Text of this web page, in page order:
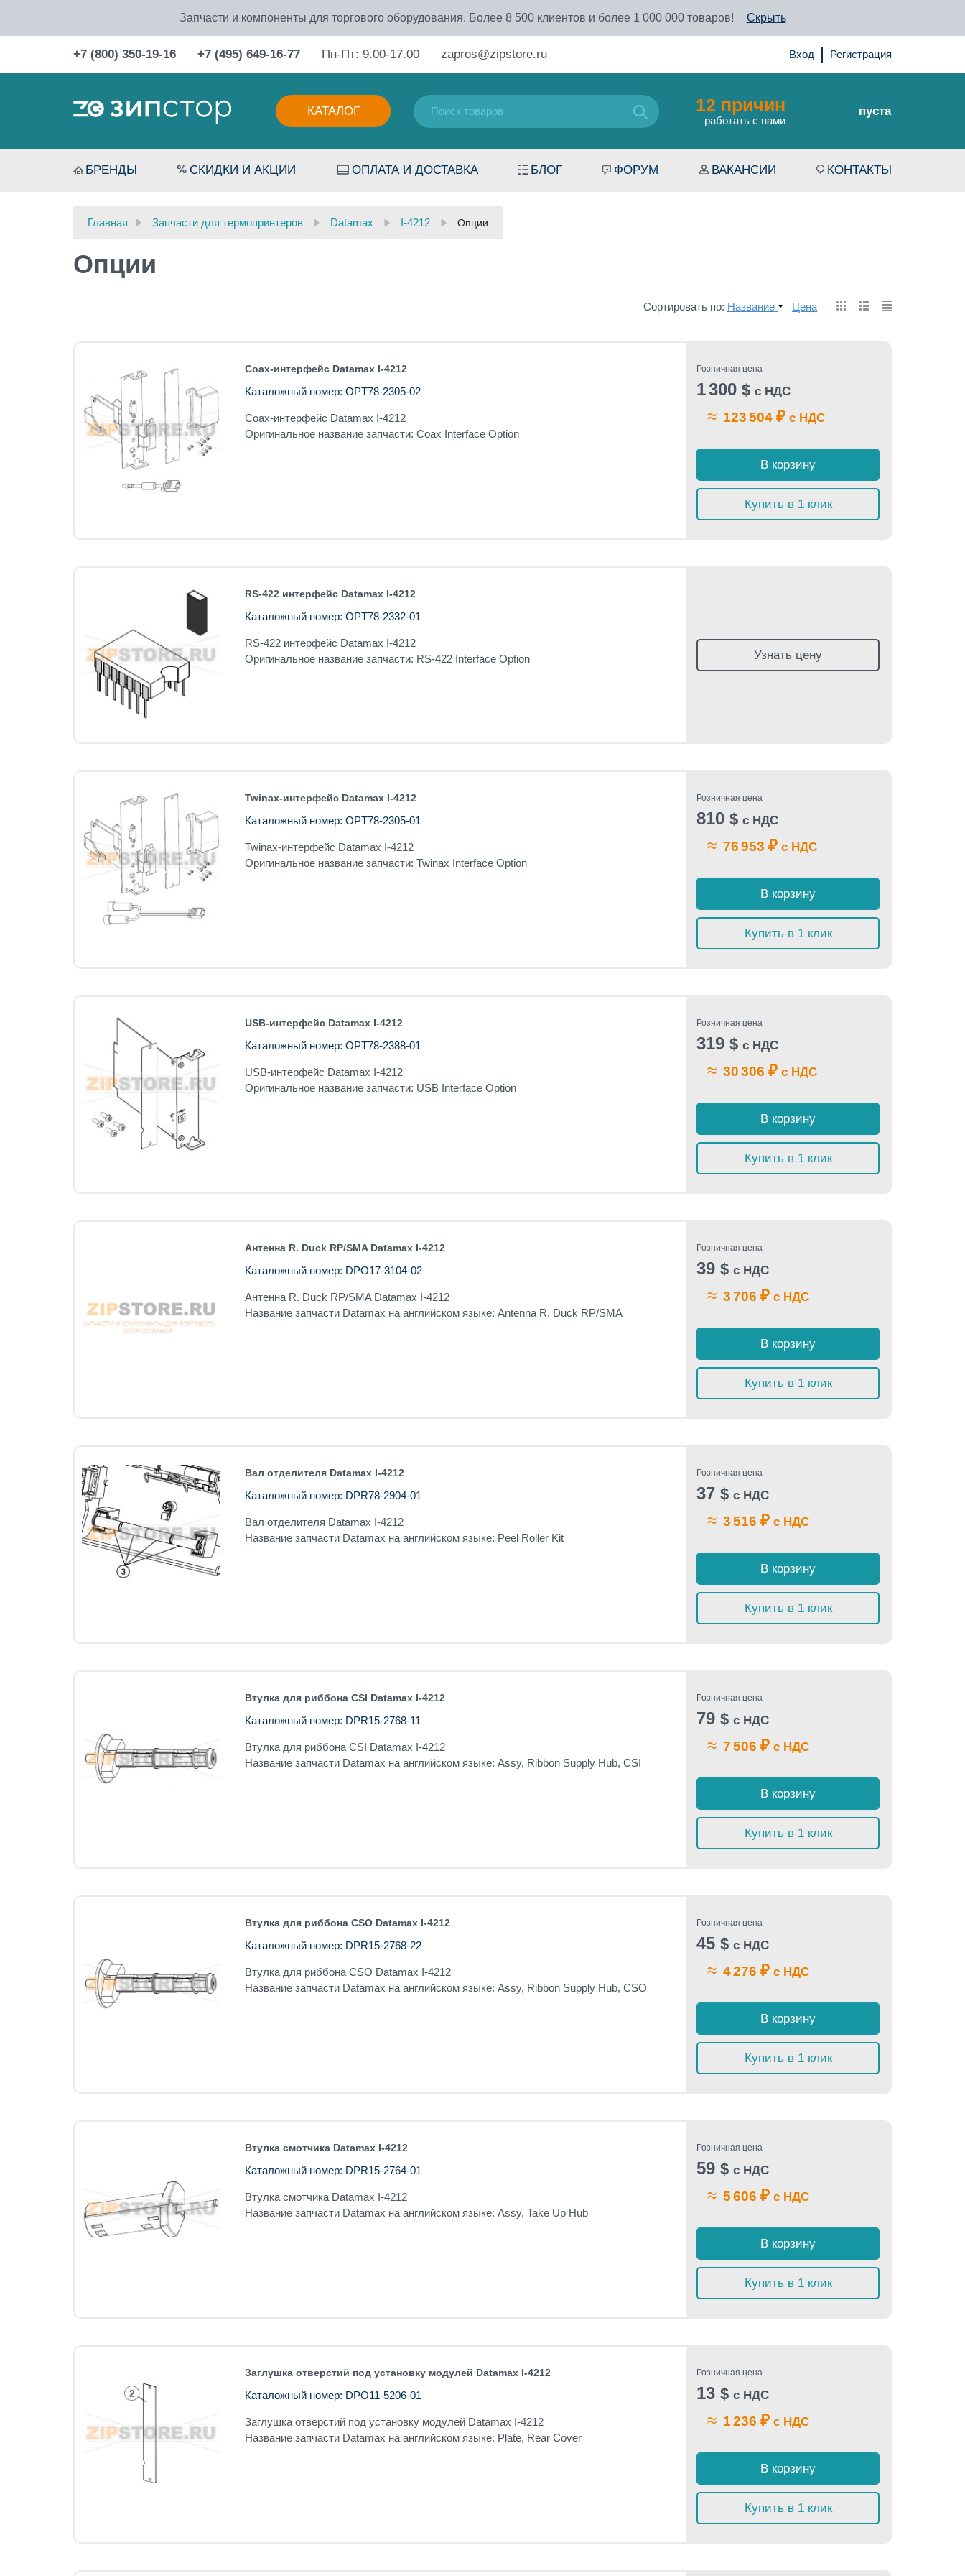
Запчасти и компоненты для торгового оборудования. Более 8 500 клиентов и более 1 000 000 товаров! Скрыть
+7 (800) 350-19-16 +7 (495) 649-16-77 Пн-Пт: 9.00-17.00 zapros@zipstore.ru Вход Регистрация
КАТАЛОГ 12 причин
работать с нами
пуста
БРЕНДЫ СКИДКИ И АКЦИИ ОПЛАТА И ДОСТАВКА БЛОГ ФОРУМ ВАКАНСИИ КОНТАКТЫ
Главная Запчасти для термопринтеров Datamax I-4212 Опции
Опции
Сортировать по: Название Цена
Coax-интерфейс Datamax I-4212
Каталожный номер: OPT78-2305-02
Coax-интерфейс Datamax I-4212
Оригинальное название запчасти: Coax Interface Option
Розничная цена
1 300 $ с НДС
≈ 123 504 ₽ с НДС
В корзину
Купить в 1 клик
RS-422 интерфейс Datamax I-4212
Каталожный номер: OPT78-2332-01
RS-422 интерфейс Datamax I-4212
Оригинальное название запчасти: RS-422 Interface Option
Узнать цену
Twinax-интерфейс Datamax I-4212
Каталожный номер: OPT78-2305-01
Twinax-интерфейс Datamax I-4212
Оригинальное название запчасти: Twinax Interface Option
Розничная цена
810 $ с НДС
≈ 76 953 ₽ с НДС
В корзину
Купить в 1 клик
USB-интерфейс Datamax I-4212
Каталожный номер: OPT78-2388-01
USB-интерфейс Datamax I-4212
Оригинальное название запчасти: USB Interface Option
Розничная цена
319 $ с НДС
≈ 30 306 ₽ с НДС
В корзину
Купить в 1 клик
Антенна R. Duck RP/SMA Datamax I-4212
Каталожный номер: DPO17-3104-02
Антенна R. Duck RP/SMA Datamax I-4212
Название запчасти Datamax на английском языке: Antenna R. Duck RP/SMA
Розничная цена
39 $ с НДС
≈ 3 706 ₽ с НДС
В корзину
Купить в 1 клик
Вал отделителя Datamax I-4212
Каталожный номер: DPR78-2904-01
Вал отделителя Datamax I-4212
Название запчасти Datamax на английском языке: Peel Roller Kit
Розничная цена
37 $ с НДС
≈ 3 516 ₽ с НДС
В корзину
Купить в 1 клик
Втулка для риббона CSI Datamax I-4212
Каталожный номер: DPR15-2768-11
Втулка для риббона CSI Datamax I-4212
Название запчасти Datamax на английском языке: Assy, Ribbon Supply Hub, CSI
Розничная цена
79 $ с НДС
≈ 7 506 ₽ с НДС
В корзину
Купить в 1 клик
Втулка для риббона CSO Datamax I-4212
Каталожный номер: DPR15-2768-22
Втулка для риббона CSO Datamax I-4212
Название запчасти Datamax на английском языке: Assy, Ribbon Supply Hub, CSO
Розничная цена
45 $ с НДС
≈ 4 276 ₽ с НДС
В корзину
Купить в 1 клик
Втулка смотчика Datamax I-4212
Каталожный номер: DPR15-2764-01
Втулка смотчика Datamax I-4212
Название запчасти Datamax на английском языке: Assy, Take Up Hub
Розничная цена
59 $ с НДС
≈ 5 606 ₽ с НДС
В корзину
Купить в 1 клик
Заглушка отверстий под установку модулей Datamax I-4212
Каталожный номер: DPO11-5206-01
Заглушка отверстий под установку модулей Datamax I-4212
Название запчасти Datamax на английском языке: Plate, Rear Cover
Розничная цена
13 $ с НДС
≈ 1 236 ₽ с НДС
В корзину
Купить в 1 клик